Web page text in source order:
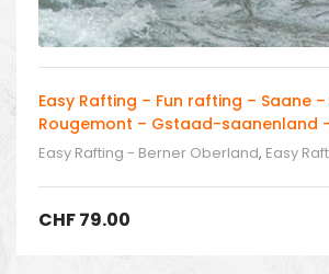
Easy Rafting – Fun rafting – Saane
Rougemont – Gstaad-saanenland –
Easy Rafting - Berner Oberland, Easy
CHF79.00